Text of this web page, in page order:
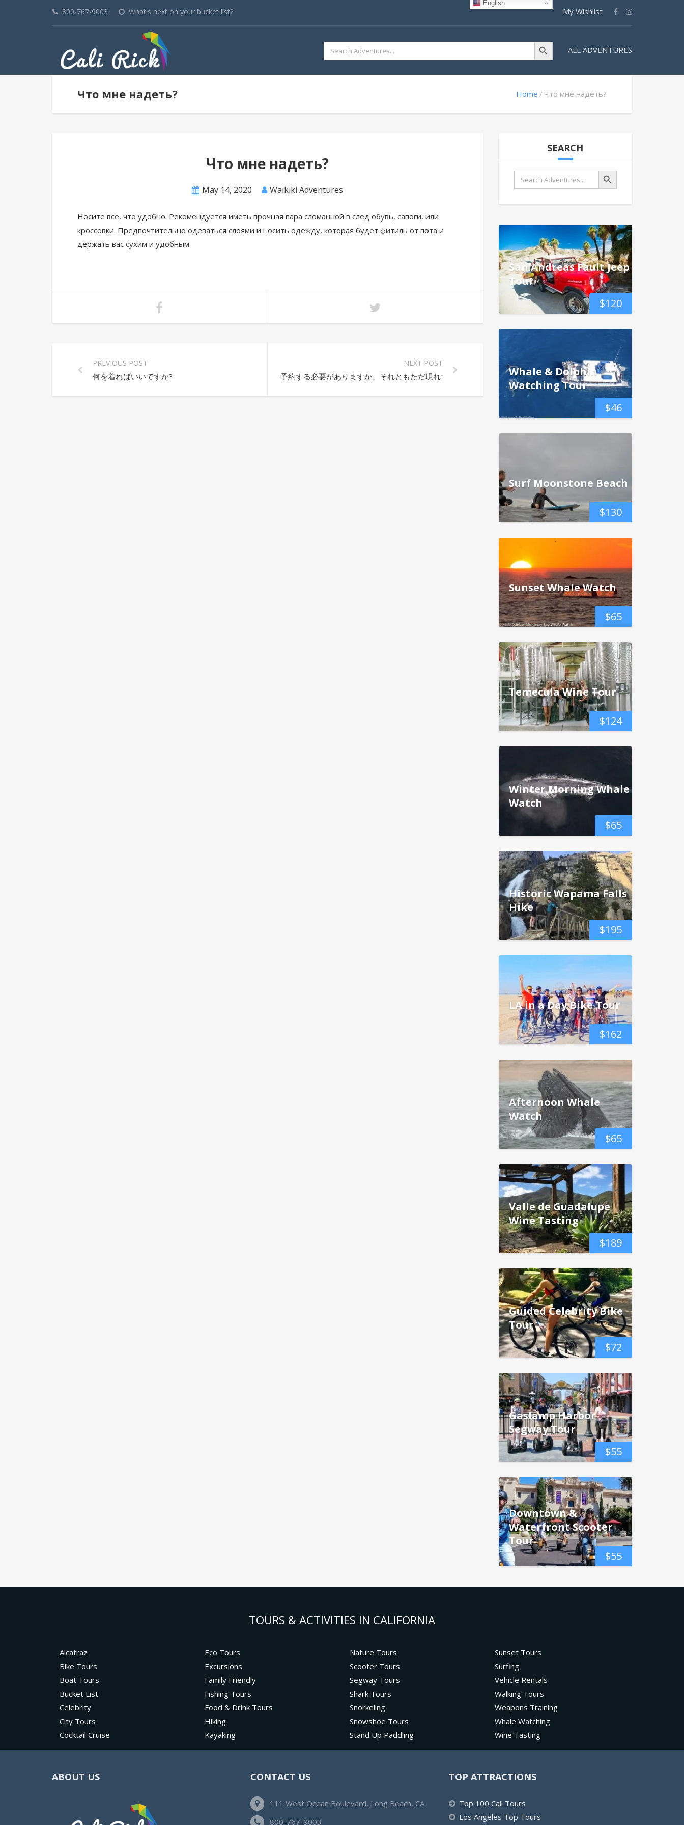
800-767-9003 What's next on your bucket list?
English
My Wishlist
SEARCH
FOR:
Search Button
ALL ADVENTURES
Что мне надеть? Home Что мне надеть?
Что мне надеть?
May 14, 2020 Waikiki Adventures
Носите все, что удобно. Рекомендуется иметь прочная пара сломанной в след обувь, сапоги, или
кроссовки. Предпочтительно одеваться слоями и носить одежду, которая будет фитиль от пота и
держать вас сухим и удобным
PREVIOUS POST
何を着ればいいですか?
NEXT POST
予約する必要がありますか、それともただ現れできますか?
SEARCH
Search
for:
Search Button
$120
San Andreas Fault Jeep
Tour
$46
Whale & Dolphin
Watching Tour
$130
Surf Moonstone Beach
$65
Sunset Whale Watch
$124
Temecula Wine Tour
$65
Winter Morning Whale
Watch
$195
Historic Wapama Falls
Hike
$162
LA in a Day Bike Tour
$65
Afternoon Whale
Watch
$189
Valle de Guadalupe
Wine Tasting
$72
Guided Celebrity Bike
Tour
$55
Gaslamp Harbor
Segway Tour
$55
Downtown &
Waterfront Scooter
Tour
TOURS & ACTIVITIES IN CALIFORNIA
Alcatraz
Bike Tours
Boat Tours
Bucket List
Celebrity
City Tours
Cocktail Cruise
Eco Tours
Excursions
Family Friendly
Fishing Tours
Food & Drink Tours
Hiking
Kayaking
Nature Tours
Scooter Tours
Segway Tours
Shark Tours
Snorkeling
Snowshoe Tours
Stand Up Paddling
Sunset Tours
Surfing
Vehicle Rentals
Walking Tours
Weapons Training
Whale Watching
Wine Tasting
ABOUT US CONTACT US
111 West Ocean Boulevard, Long Beach, CA
800-767-9003
TOP ATTRACTIONS
Top 100 Cali Tours
Los Angeles Top Tours